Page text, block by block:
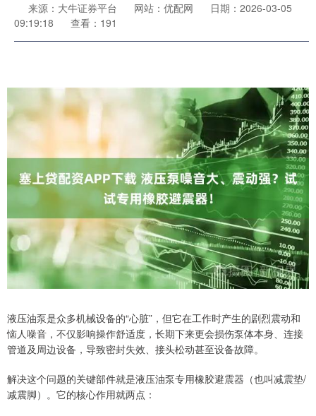
来源：大牛证券平台 网站：优配网
日期：2026-03-05
09:19:18
查看：191
液压油泵是众多机械设备的“心脏”，但它在工作时产生的剧烈震动和
恼人噪音，不仅影响操作舒适度，长期下来更会损伤泵体本身、连接
管道及周边设备，导致密封失效、接头松动甚至设备故障。
解决这个问题的关键部件就是液压油泵专用橡胶避震器（也叫减震垫/
减震脚）。它的核心作用就两点：